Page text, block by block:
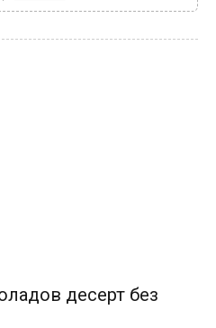
десерт без